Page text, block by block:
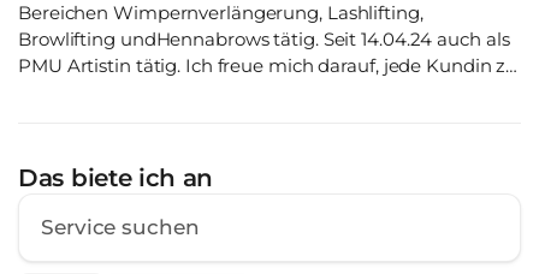
Bereichen Wimpernverlängerung, Lashlifting,
Browlifting undHennabrows tätig. Seit 14.04.24 auch als
PMU Artistin tätig. Ich freue mich darauf, jede Kundin zu
Das biete ich an